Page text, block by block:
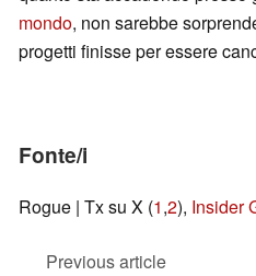
mondo, non sarebbe
progetti finisse per essere
Fonte/i
Rogue | Tx su X (1,2), Insider
Previous article